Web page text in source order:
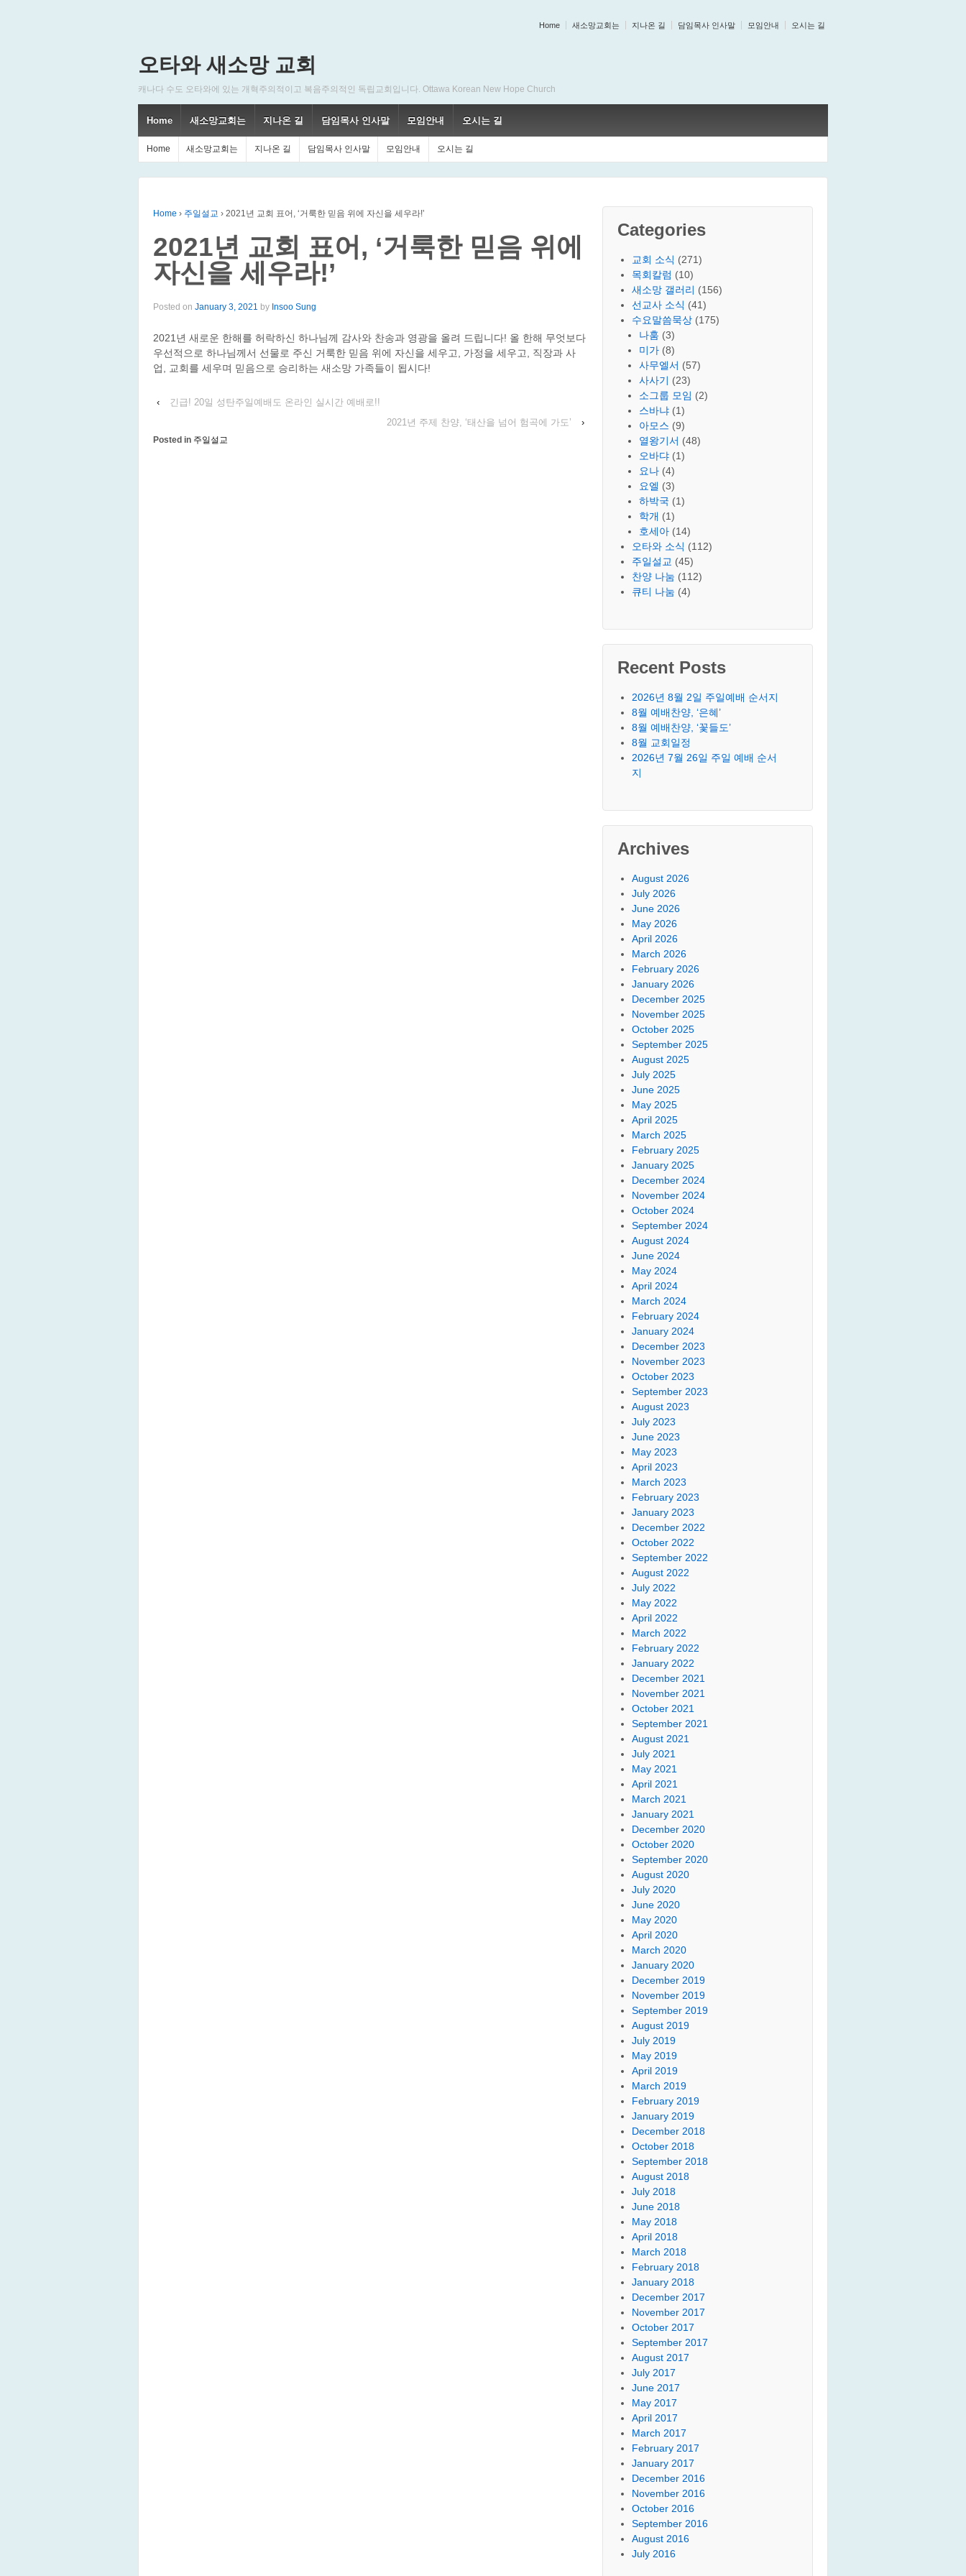
Home 새소망교회는 지나온 길 담임목사 인사말 모임안내 오시는 길
오타와 새소망 교회
캐나다 수도 오타와에 있는 개혁주의적이고 복음주의적인 독립교회입니다. Ottawa Korean New Hope Church
Home 새소망교회는 지나온 길 담임목사 인사말 모임안내 오시는 길
Home 새소망교회는 지나온 길 담임목사 인사말 모임안내 오시는 길
Home › 주일설교 › 2021년 교회 표어, ‘거룩한 믿음 위에 자신을 세우라!’
2021년 교회 표어, ‘거룩한 믿음 위에
자신을 세우라!’
Posted on January 3, 2021 by Insoo Sung
2021년 새로운 한해를 허락하신 하나님께 감사와 찬송과 영광을 올려 드립니다! 올 한해 무엇보다
우선적으로 하나님께서 선물로 주신 거룩한 믿음 위에 자신을 세우고, 가정을 세우고, 직장과 사
업, 교회를 세우며 믿음으로 승리하는 새소망 가족들이 됩시다!
‹
긴급! 20일 성탄주일예배도 온라인 실시간 예배로!!
2021년 주제 찬양, ‘태산을 넘어 험곡에 가도’
›
Posted in 주일설교
Categories
교회 소식 (271)
목회칼럼 (10)
새소망 갤러리 (156)
선교사 소식 (41)
수요말씀묵상 (175)
나훔 (3)
미가 (8)
사무엘서 (57)
사사기 (23)
소그룹 모임 (2)
스바냐 (1)
아모스 (9)
열왕기서 (48)
오바댜 (1)
요나 (4)
요엘 (3)
하박국 (1)
학개 (1)
호세아 (14)
오타와 소식 (112)
주일설교 (45)
찬양 나눔 (112)
큐티 나눔 (4)
Recent Posts
2026년 8월 2일 주일예배 순서지
8월 예배찬양, ‘은혜’
8월 예배찬양, ‘꽃들도’
8월 교회일정
2026년 7월 26일 주일 예배 순서
지
Archives
August 2026
July 2026
June 2026
May 2026
April 2026
March 2026
February 2026
January 2026
December 2025
November 2025
October 2025
September 2025
August 2025
July 2025
June 2025
May 2025
April 2025
March 2025
February 2025
January 2025
December 2024
November 2024
October 2024
September 2024
August 2024
June 2024
May 2024
April 2024
March 2024
February 2024
January 2024
December 2023
November 2023
October 2023
September 2023
August 2023
July 2023
June 2023
May 2023
April 2023
March 2023
February 2023
January 2023
December 2022
October 2022
September 2022
August 2022
July 2022
May 2022
April 2022
March 2022
February 2022
January 2022
December 2021
November 2021
October 2021
September 2021
August 2021
July 2021
May 2021
April 2021
March 2021
January 2021
December 2020
October 2020
September 2020
August 2020
July 2020
June 2020
May 2020
April 2020
March 2020
January 2020
December 2019
November 2019
September 2019
August 2019
July 2019
May 2019
April 2019
March 2019
February 2019
January 2019
December 2018
October 2018
September 2018
August 2018
July 2018
June 2018
May 2018
April 2018
March 2018
February 2018
January 2018
December 2017
November 2017
October 2017
September 2017
August 2017
July 2017
June 2017
May 2017
April 2017
March 2017
February 2017
January 2017
December 2016
November 2016
October 2016
September 2016
August 2016
July 2016